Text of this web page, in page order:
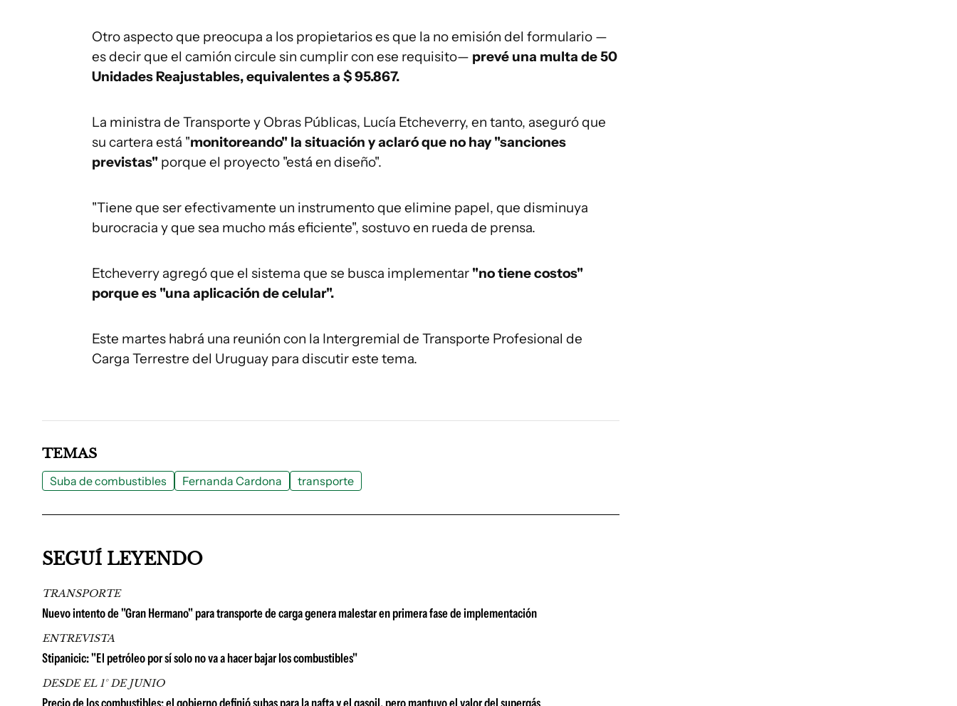
Otro aspecto que preocupa a los propietarios es que la no emisión del formulario —
es decir que el camión circule sin cumplir con ese requisito— prevé una multa de 50
Unidades Reajustables, equivalentes a $ 95.867.
La ministra de Transporte y Obras Públicas, Lucía Etcheverry, en tanto, aseguró que
su cartera está "monitoreando" la situación y aclaró que no hay "sanciones
previstas" porque el proyecto "está en diseño".
"Tiene que ser efectivamente un instrumento que elimine papel, que disminuya
burocracia y que sea mucho más eficiente", sostuvo en rueda de prensa.
Etcheverry agregó que el sistema que se busca implementar "no tiene costos"
porque es "una aplicación de celular".
Este martes habrá una reunión con la Intergremial de Transporte Profesional de
Carga Terrestre del Uruguay para discutir este tema.
TEMAS
Suba de combustibles Fernanda Cardona transporte
SEGUÍ LEYENDO
TRANSPORTE
Nuevo intento de "Gran Hermano" para transporte de carga genera malestar en primera fase de implementación
ENTREVISTA
Stipanicic: "El petróleo por sí solo no va a hacer bajar los combustibles"
DESDE EL 1° DE JUNIO